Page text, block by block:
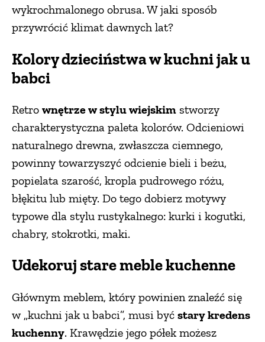
wykrochmalonego obrusa. W jaki sposób
przywrócić klimat dawnych lat?
Kolory dzieciństwa w kuchni jak u
babci
Retro wnętrze w stylu wiejskim stworzy
charakterystyczna paleta kolorów. Odcieniowi
naturalnego drewna, zwłaszcza ciemnego,
powinny towarzyszyć odcienie bieli i beżu,
popielata szarość, kropla pudrowego różu,
błękitu lub mięty. Do tego dobierz motywy
typowe dla stylu rustykalnego: kurki i kogutki,
chabry, stokrotki, maki.
Udekoruj stare meble kuchenne
Głównym meblem, który powinien znaleźć się
w „kuchni jak u babci”, musi być stary kredens
kuchenny. Krawędzie jego półek możesz
ZRÓB TO SAM
PRZEPISY
PRZYSTAWKI
ZUPY
DANIA GŁÓWNE
PRZETWORY